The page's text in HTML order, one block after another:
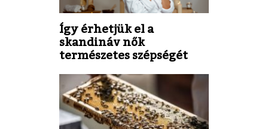
Így érhetjük el a
skandináv nők
természetes szépségét